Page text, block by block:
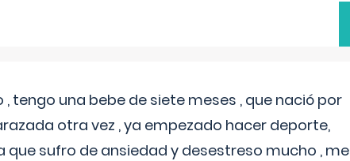
tengo una bebe de siete meses , que nació por
otra vez , ya empezado hacer deporte,
sufro de ansiedad y desestreso mucho , me